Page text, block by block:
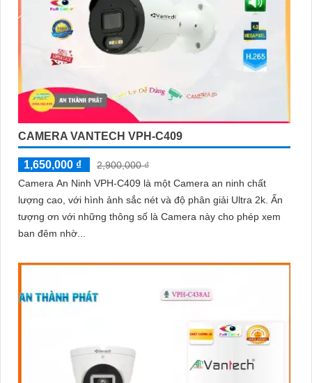
CAMERA VANTECH VPH-C409
1,650,000 ₫
2,900,000 ₫
Camera An Ninh VPH-C409 là một Camera an ninh chất
lượng cao, với hình ảnh sắc nét và độ phân giải Ultra 2k. Ấn
tượng ơn với những thông số là Camera này cho phép xem
ban đêm nhờ...